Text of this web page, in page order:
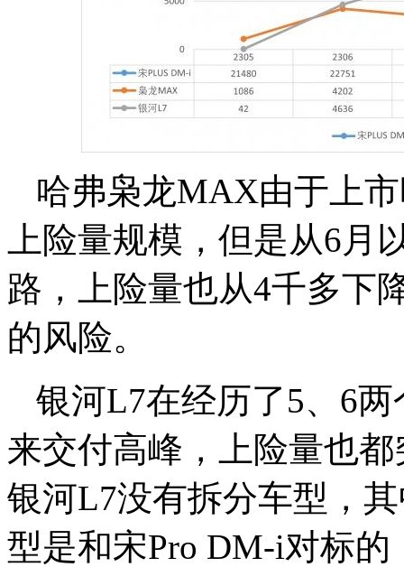
哈弗枭龙MAX由于上
上险量规模，但是从6
路，上险量也从4千多下
的风险。
银河L7在经历了5、6
来交付高峰，上险量也
银河L7没有拆分车型，
型是和宋Pro DM-i对标